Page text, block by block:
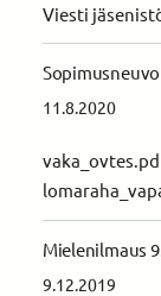
Viesti
11.8.2020
Mielenilmaus
9.12.2019